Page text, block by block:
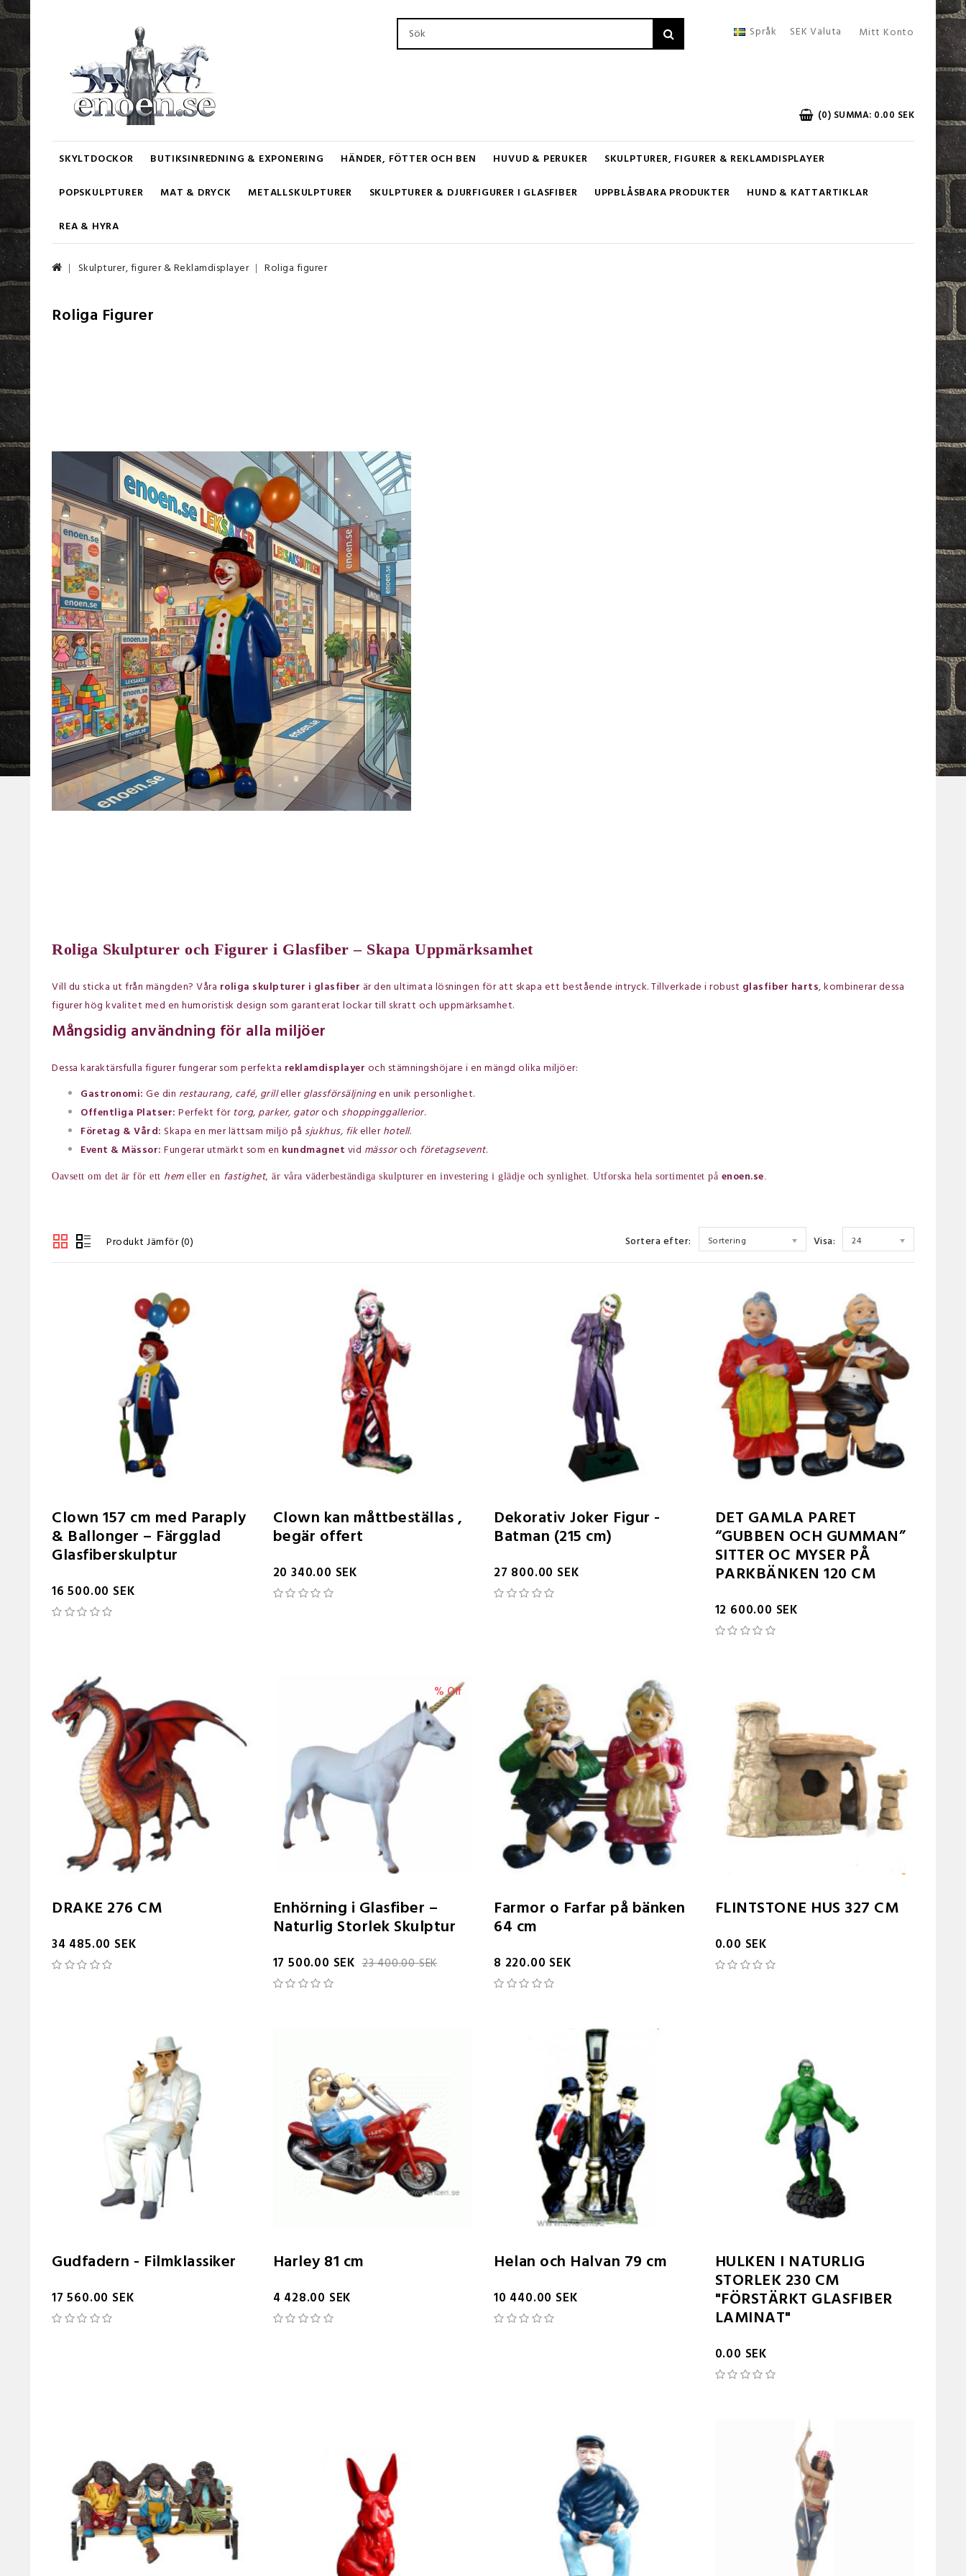
Mitt Konto
Språk SEK Valuta
(0) SUMMA: 0.00 SEK
SKYLTDOCKOR BUTIKSINREDNING & EXPONERING HÄNDER, FÖTTER OCH BEN HUVUD & PERUKER SKULPTURER, FIGURER & REKLAMDISPLAYER
POPSKULPTURER MAT & DRYCK METALLSKULPTURER SKULPTURER & DJURFIGURER I GLASFIBER UPPBLÅSBARA PRODUKTER HUND & KATTARTIKLAR
REA & HYRA
Skulpturer, figurer & Reklamdisplayer Roliga figurer
Roliga Figurer
Roliga Skulpturer och Figurer i Glasfiber – Skapa Uppmärksamhet
Vill du sticka ut från mängden? Våra roliga skulpturer i glasfiber är den ultimata lösningen för att skapa ett bestående intryck. Tillverkade i robust glasfiber harts, kombinerar dessa
figurer hög kvalitet med en humoristisk design som garanterat lockar till skratt och uppmärksamhet.
Mångsidig användning för alla miljöer
Dessa karaktärsfulla figurer fungerar som perfekta reklamdisplayer och stämningshöjare i en mängd olika miljöer:
Gastronomi: Ge din restaurang, café, grillellerglassförsäljningen unik personlighet.
Offentliga Platser: Perfekt förtorg, parker, gatoroch shoppinggallerior.
Företag & Vård: Skapa en mer lättsam miljö på sjukhus, fikellerhotell.
Event & Mässor: Fungerar utmärkt som en kundmagnet vid mässoroch företagsevent.
Oavsett om det är för ett hemeller en fastighet, är våra väderbeständiga skulpturer en investering i glädje och synlighet. Utforska hela sortimentet på enoen.se.
Produkt Jämför (0) Sortera efter: Sortering Visa: 24
Clown 157 cm med Paraply
& Ballonger – Färgglad
Glasfiberskulptur
16 500.00 SEK
Clown kan måttbeställas ,
begär offert
20 340.00 SEK
Dekorativ Joker Figur -
Batman (215 cm)
27 800.00 SEK
DET GAMLA PARET
“GUBBEN OCH GUMMAN”
SITTER OC MYSER PÅ
PARKBÄNKEN 120 CM
12 600.00 SEK
DRAKE 276 CM
34 485.00 SEK
% Off
Enhörning i Glasfiber –
Naturlig Storlek Skulptur
17 500.00 SEK 23 400.00 SEK
Farmor o Farfar på bänken
64 cm
8 220.00 SEK
FLINTSTONE HUS 327 CM
0.00 SEK
Gudfadern - Filmklassiker
17 560.00 SEK
Harley 81 cm
4 428.00 SEK
Helan och Halvan 79 cm
10 440.00 SEK
HULKEN I NATURLIG
STORLEK 230 CM
"FÖRSTÄRKT GLASFIBER
LAMINAT"
0.00 SEK